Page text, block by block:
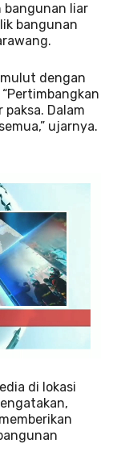
bangunan liar
bangunan
dengan
Dalam
ujarnya.
di lokasi